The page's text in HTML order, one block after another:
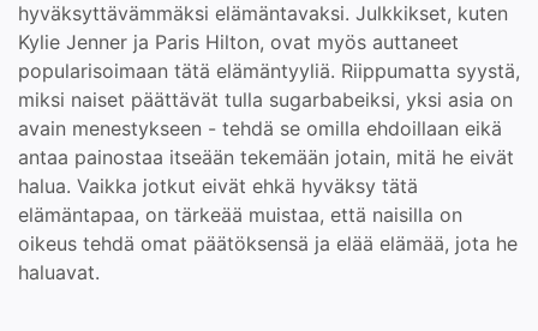
hyväksyttävämmäksi elämäntavaksi. Julkkikset, kuten
Kylie Jenner ja Paris Hilton, ovat myös auttaneet
popularisoimaan tätä elämäntyyliä. Riippumatta syystä,
miksi naiset päättävät tulla sugarbabeiksi, yksi asia on
avain menestykseen - tehdä se omilla ehdoillaan eikä
antaa painostaa itseään tekemään jotain, mitä he eivät
halua. Vaikka jotkut eivät ehkä hyväksy tätä
elämäntapaa, on tärkeää muistaa, että naisilla on
oikeus tehdä omat päätöksensä ja elää elämää, jota he
haluavat.